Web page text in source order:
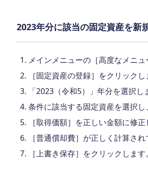
2023年分に該当の固定資産を新
メインメニューの［高度なメニュ
［固定資産の登録］をクリックし
「2023（令和5）」年分を選択し
条件に該当する固定資産を選択し
［取得価額］を正しい金額に修正
［普通償却費］が正しく計算さ
［上書き保存］をクリックします。